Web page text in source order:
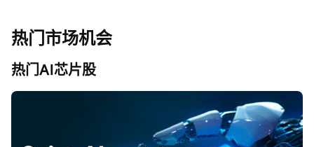
热门市场机会
热门AI芯片股